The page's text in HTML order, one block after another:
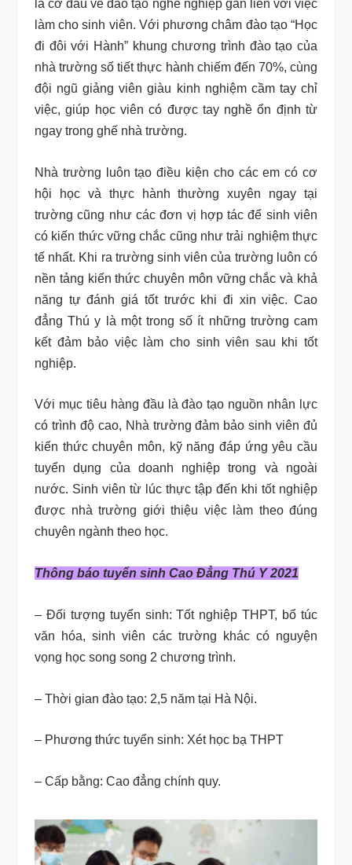
lá cờ đầu về đào tạo nghề nghiệp gắn liền với việc
làm cho sinh viên. Với phương châm đào tạo “Học
đi đôi với Hành” khung chương trình đào tạo của
nhà trường số tiết thực hành chiếm đến 70%, cùng
đội ngũ giảng viên giàu kinh nghiệm cầm tay chỉ
việc, giúp học viên có được tay nghề ổn định từ
ngay trong ghế nhà trường.
Nhà trường luôn tạo điều kiện cho các em có cơ
hội học và thực hành thường xuyên ngay tại
trường cũng như các đơn vị hợp tác để sinh viên
có kiến thức vững chắc cũng như trải nghiệm thực
tế nhất. Khi ra trường sinh viên của trường luôn có
nền tảng kiến thức chuyên môn vững chắc và khả
năng tự đánh giá tốt trước khi đi xin việc. Cao
đẳng Thú y là một trong số ít những trường cam
kết đảm bảo việc làm cho sinh viên sau khi tốt
nghiệp.
Với mục tiêu hàng đầu là đào tạo nguồn nhân lực
có trình độ cao, Nhà trường đảm bảo sinh viên đủ
kiến thức chuyên môn, kỹ năng đáp ứng yêu cầu
tuyển dụng của doanh nghiệp trong và ngoài
nước. Sinh viên từ lúc thực tập đến khi tốt nghiệp
được nhà trường giới thiệu việc làm theo đúng
chuyên ngành theo học.
Thông báo tuyển sinh Cao Đẳng Thú Y 2021
– Đối tượng tuyển sinh: Tốt nghiệp THPT, bổ túc
văn hóa, sinh viên các trường khác có nguyện
vọng học song song 2 chương trình.
– Thời gian đào tạo: 2,5 năm tại Hà Nội.
– Phương thức tuyển sinh: Xét học bạ THPT
– Cấp bằng: Cao đẳng chính quy.